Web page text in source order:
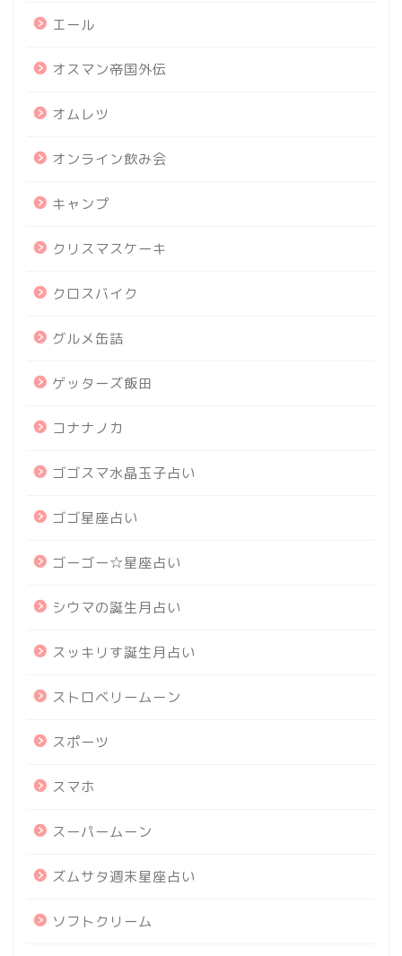
エール
オスマン帝国外伝
オムレツ
オンライン飲み会
キャンプ
クリスマスケーキ
クロスバイク
グルメ缶詰
ゲッターズ飯田
コナナノカ
ゴゴスマ水晶玉子占い
ゴゴ星座占い
ゴーゴー☆星座占い
シウマの誕生月占い
スッキリす誕生月占い
ストロベリームーン
スポーツ
スマホ
スーパームーン
ズムサタ週末星座占い
ソフトクリーム